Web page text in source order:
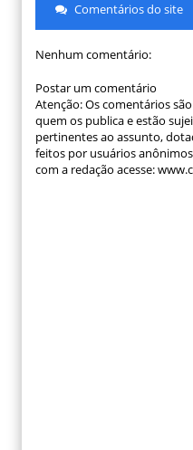
Comentários do site
Nenhum comentário:
Postar um comentário
Atenção: Os comentários
quem os publica e estão
pertinentes ao assunto,
feitos por usuários
com a redação acesse: